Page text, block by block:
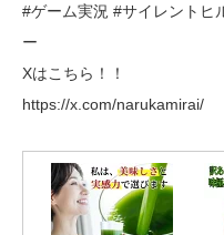
#ゲーム実況 #サイレントヒ
ー
Xはこちら！！
https://x.com/narukamirai/